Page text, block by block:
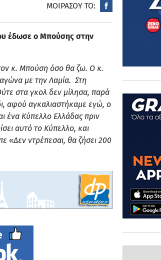
ΜΟΙΡΑΣΟΥ ΤΟ:
έδωσε ο Μπούσης στην
κ. Μπούση όσο θα ζω. Ο κ.
με την Λαμία. Στη
στα γκολ δεν μίλησα, παρά
αφού αγκαλιαστήκαμε εγώ, ο
ένα Κύπελλο Ελλάδας πριν
αυτό το Κύπελλο, και
«Δεν ντρέπεσαι, θα ζήσει 200